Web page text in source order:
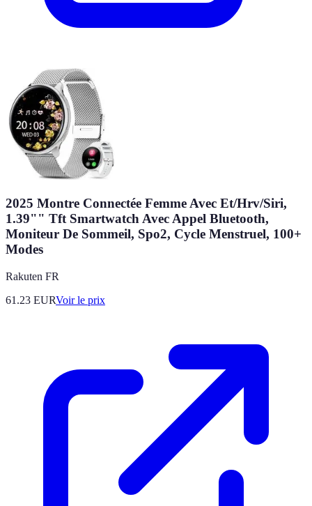
2025 Montre Connectée Femme Avec Et/Hrv/Siri,
1.39"" Tft Smartwatch Avec Appel Bluetooth,
Moniteur De Sommeil, Spo2, Cycle Menstruel, 100+
Modes
Rakuten FR
61.23 EURVoir le prix